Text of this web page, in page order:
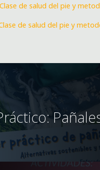
Clase de salud del pie y
de salud del pie y